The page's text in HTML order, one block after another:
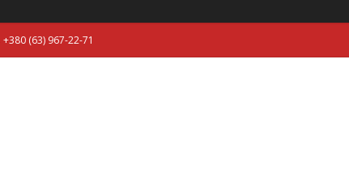
+380 (63) 967-22-71